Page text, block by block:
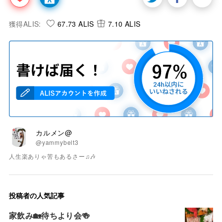
獲得ALIS: 67.73 ALIS 7.10 ALIS
カルメン@
@yammybelt3
人生楽ありゃ苦もあるさー♫🎶
投稿者の人気記事
家飲み🏡待ちより会🍻